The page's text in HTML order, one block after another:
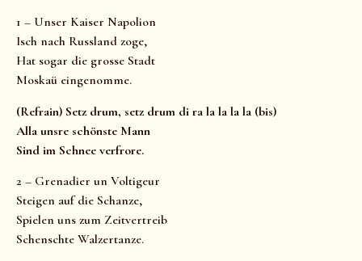
1 – Unser Kaiser Napolion
Isch nach Russland zoge,
Hat sogar die grosse Stadt
Moskaü eingenomme.
(Refrain) Setz drum, setz drum di ra la la la la (bis)
Alla unsre schönste Mann
Sind im Schnee verfrore.
2 – Grenadier un Voltigeur
Steigen auf die Schanze,
Spielen uns zum Zeitvertreib
Schenschte Walzertanze.